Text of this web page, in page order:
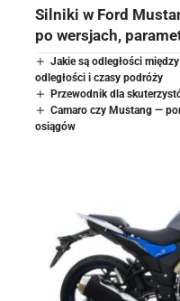
Silniki w Ford
po wersjach,
Jakie są odległości
odległości i czasy podróży
Przewodnik dla
Camaro czy Mustang —
osiągów